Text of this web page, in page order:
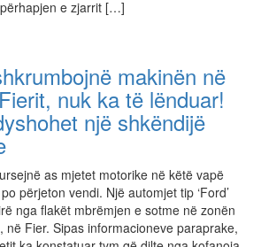
e zjarrit […]
makinën në
nuk ka të lënduar!
një shkëndijë
as mjetet motorike në këtë vapë
përjeton vendi. Një automjet tip ‘Ford’
nga flakët mbrëmjen e sotme në zonën
në Fier. Sipas informacioneve paraprake,